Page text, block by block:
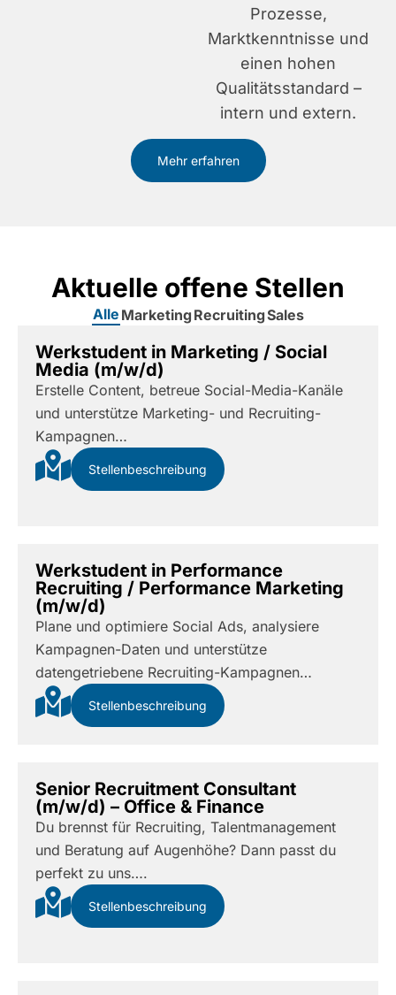
Prozesse,
Marktkenntnisse und
einen hohen
Qualitätsstandard –
intern und extern.
Mehr erfahren
Aktuelle offene Stellen
Marketing RecruitingSales
Alle
Werkstudent in Marketing / Social
Media (m/w/d)
Erstelle Content, betreue Social-Media-Kanäle
und unterstütze Marketing- und Recruiting-
Kampagnen…
Stellenbeschreibung
Werkstudent in Performance
Recruiting / Performance Marketing
(m/w/d)
Plane und optimiere Social Ads, analysiere
Kampagnen-Daten und unterstütze
datengetriebene Recruiting-Kampagnen…
Stellenbeschreibung
Senior Recruitment Consultant
(m/w/d) – Office & Finance
Du brennst für Recruiting, Talentmanagement
und Beratung auf Augenhöhe? Dann passt du
perfekt zu uns….
Stellenbeschreibung